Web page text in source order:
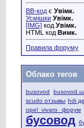
BB-код є Увімк.
Усмішки Увімк.
[IMG] код Увімк.
HTML код Вимк.
Правила форуму
Облако тегов
busovod
scudo отзывы hdi
opel vivaro форум
бусовод